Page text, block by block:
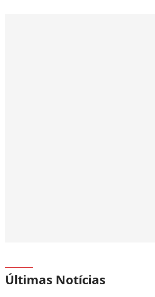
Últimas Notícias